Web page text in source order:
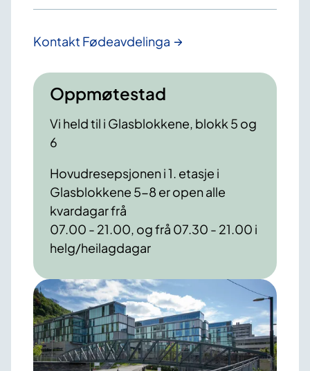
Kontakt Fødeavdelinga
Oppmøtestad
Vi held til i Glasblokkene, blokk 5 og
6
Hovudresepsjonen i 1. etasje i
Glasblokkene 5-8 er open alle
kvardagar frå
07.00 - 21.00, og frå 07.30 - 21.00 i
helg/heilagdagar